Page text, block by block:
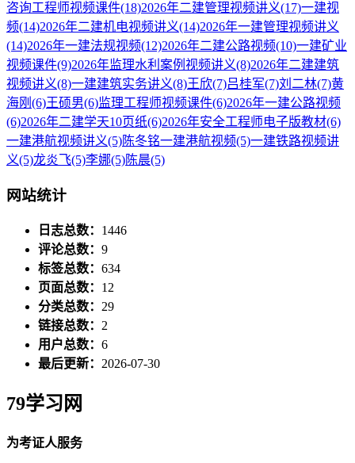
咨询工程师视频课件(18)2026年二建管理视频讲义(17)一建视
频(14)2026年二建机电视频讲义(14)2026年一建管理视频讲义
(14)2026年一建法规视频(12)2026年二建公路视频(10)一建矿业
视频课件(9)2026年监理水利案例视频讲义(8)2026年二建建筑
视频讲义(8)一建建筑实务讲义(8)王欣(7)吕桂军(7)刘二林(7)黄
海刚 (6)王硕男(6)监理工程师视频课件(6)2026年一建公路视频
(6)2026年二建学天10页纸(6)2026年安全工程师电子版教材(6)
一建港航视频讲义(5)陈冬铭一建港航视频(5)一建铁路视频讲
义(5)龙炎飞(5)李娜(5)陈晨(5)
网站统计
日志总数： 1446
评论总数： 9
标签总数： 634
页面总数： 12
分类总数： 29
链接总数： 2
用户总数： 6
最后更新： 2026-07-30
79学习网
为考证人服务